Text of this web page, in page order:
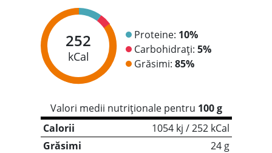
252
kCal
Proteine: 10%
Carbohidrați: 5%
Grăsimi: 85%
Valori medii nutriționale pentru 100 g
Calorii
1054 kj / 252 kCal
Grăsimi
24 g